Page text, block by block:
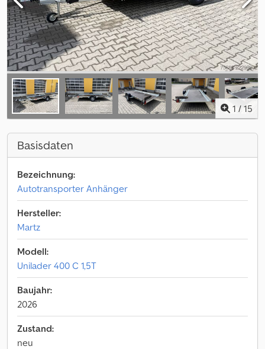
1 / 15
Basisdaten
Bezeichnung:
Autotransporter Anhänger
Hersteller:
Martz
Modell:
Unilader 400 C 1,5T
Baujahr:
2026
Zustand:
neu